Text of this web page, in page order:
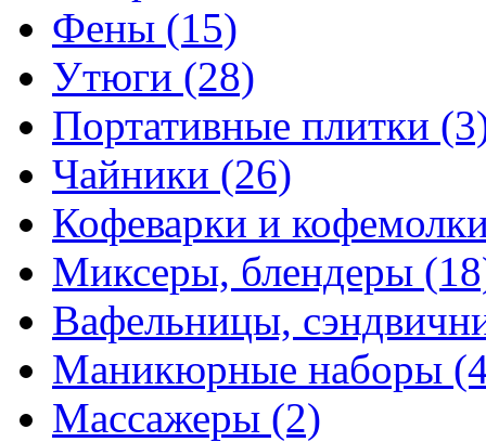
Фены (15)
Утюги (28)
Портативные плитки
Чайники (26)
Кофеварки и
Миксеры, блендеры
Вафельницы,
Маникюрные наборы
Массажеры (2)